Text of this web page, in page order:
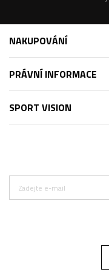
NAKUPOVÁNÍ
PRÁVNÍ INFORMACE
SPORT VISION